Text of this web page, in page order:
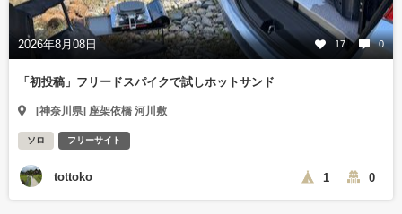
2026年8月08日 17 0
「初投稿」フリードスパイクで試しホットサンド
[神奈川県] 座架依橋 河川敷
ソロ フリーサイト
tottoko 1 0